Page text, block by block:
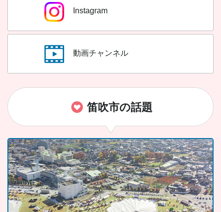
Instagram
動画チャンネル
笛吹市の話題